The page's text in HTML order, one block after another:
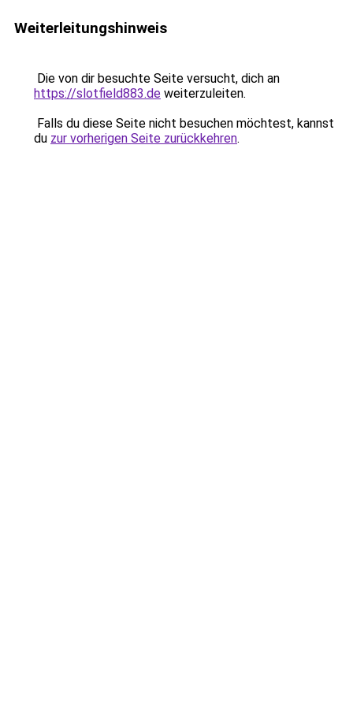
Weiterleitungshinweis
Die von dir besuchte Seite versucht, dich an
https://slotfield883.de weiterzuleiten.
Falls du diese Seite nicht besuchen möchtest, kannst
du zur vorherigen Seite zurückkehren.